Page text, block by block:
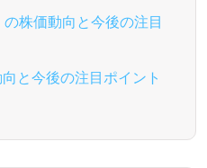
株価動向と今後の注目
と今後の注目ポイント